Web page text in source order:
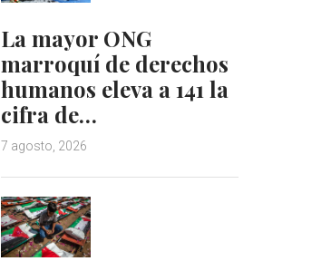
La mayor ONG
marroquí de derechos
humanos eleva a 141 la
cifra de…
7 agosto, 2026